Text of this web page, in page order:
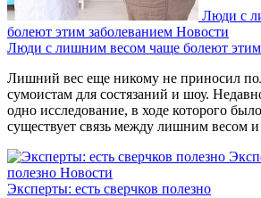
Люди с
болеют этим заболеванием Новости
Люди с лишним весом чаще болеют этим
Лишний вес еще никому не приносил
сумоистам для состязаний и шоу.
одно исследование, в ходе которого
существует связь между лишним весом
полезно Новости
Эксперты: есть сверчков полезно